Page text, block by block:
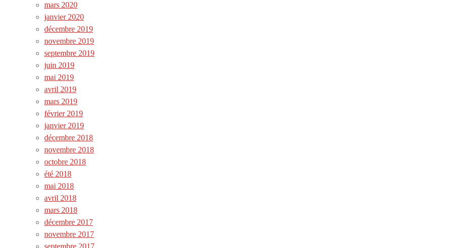
mars 2020
janvier 2020
décembre 2019
novembre 2019
septembre 2019
juin 2019
mai 2019
avril 2019
mars 2019
février 2019
janvier 2019
décembre 2018
novembre 2018
octobre 2018
été 2018
mai 2018
avril 2018
mars 2018
décembre 2017
novembre 2017